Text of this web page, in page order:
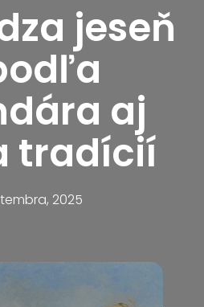
jeseň
aj
tradícií
2025